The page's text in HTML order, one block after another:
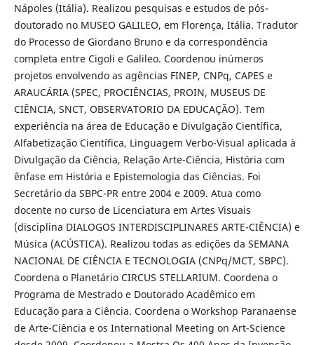
Nápoles (Itália). Realizou pesquisas e estudos de pós-
doutorado no MUSEO GALILEO, em Florença, Itália. Tradutor
do Processo de Giordano Bruno e da correspondência
completa entre Cigoli e Galileo. Coordenou inúmeros
projetos envolvendo as agências FINEP, CNPq, CAPES e
ARAUCÁRIA (SPEC, PROCIÊNCIAS, PROIN, MUSEUS DE
CIÊNCIA, SNCT, OBSERVATORIO DA EDUCAÇÃO). Tem
experiência na área de Educação e Divulgação Científica,
Alfabetização Científica, Linguagem Verbo-Visual aplicada à
Divulgação da Ciência, Relação Arte-Ciência, História com
ênfase em História e Epistemologia das Ciências. Foi
Secretário da SBPC-PR entre 2004 e 2009. Atua como
docente no curso de Licenciatura em Artes Visuais
(disciplina DIALOGOS INTERDISCIPLINARES ARTE-CIÊNCIA) e
Música (ACÚSTICA). Realizou todas as edições da SEMANA
NACIONAL DE CIÊNCIA E TECNOLOGIA (CNPq/MCT, SBPC).
Coordena o Planetário CIRCUS STELLARIUM. Coordena o
Programa de Mestrado e Doutorado Acadêmico em
Educação para a Ciência. Coordena o Workshop Paranaense
de Arte-Ciência e os International Meeting on Art-Science